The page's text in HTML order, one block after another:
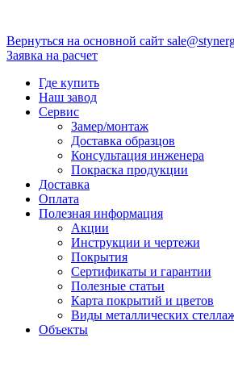
Вернуться на основной сайт
Заявка на расчет
Где купить
Наш завод
Сервис
Замер/монтаж
Доставка образцов
Консультация инженера
Покраска продукции
Доставка
Оплата
Полезная информация
Акции
Инструкции и чертежи
Покрытия
Сертификаты и гарантии
Полезные статьи
Карта покрытий и цветов
Виды металлических
Объекты